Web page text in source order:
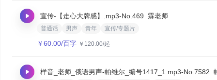
宣传-【走心大牌感】.mp3-No.469 霖老师
普通话 男声 青年 宣传/专题片
￥60.00/百字 ￥ 120.00/起
样音_老师_俄语男声-帕维尔_编号1417_1.mp3-No.7582